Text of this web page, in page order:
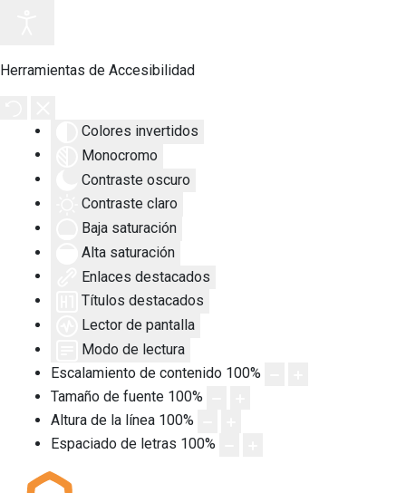
Herramientas de Accesibilidad
Colores invertidos
Monocromo
Contraste oscuro
Contraste claro
Baja saturación
Alta saturación
Enlaces destacados
Títulos destacados
Lector de pantalla
Modo de lectura
Escalamiento de contenido 100%
Tamaño de fuente 100%
Altura de la línea 100%
Espaciado de letras 100%